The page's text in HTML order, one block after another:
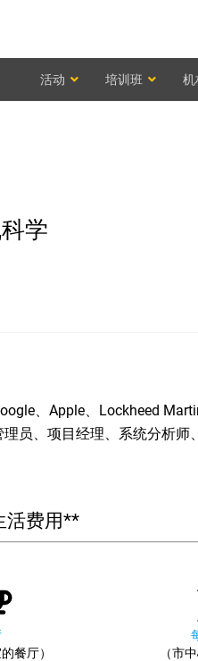
活动 培训班 机
学
、Apple、Lockheed
员、项目经理、系统分析
活费用**
餐厅）
（市